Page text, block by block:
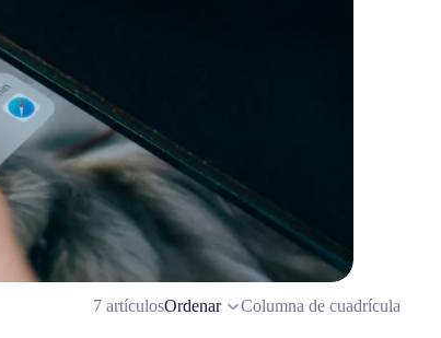
7 artículosOrdenar Columna de cuadrícula